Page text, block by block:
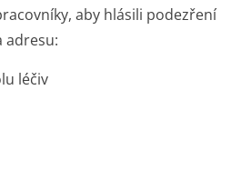
aby hlásili podezření
adresu:
léčiv